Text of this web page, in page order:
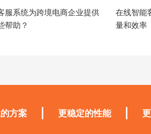
服系统为跨境电商企业提供
帮助？
在线智能
量和效率
方案 更稳定的性能